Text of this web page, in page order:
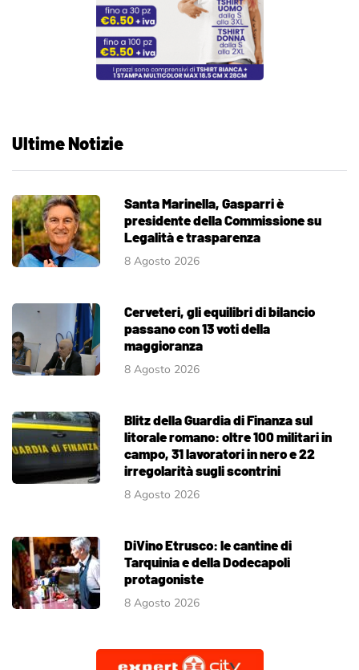
Ultime Notizie
Santa Marinella, Gasparri è
presidente della Commissione su
Legalità e trasparenza
8 Agosto 2026
Cerveteri, gli equilibri di bilancio
passano con 13 voti della
maggioranza
8 Agosto 2026
Blitz della Guardia di Finanza sul
litorale romano: oltre 100 militari in
campo, 31 lavoratori in nero e 22
irregolarità sugli scontrini
8 Agosto 2026
DiVino Etrusco: le cantine di
Tarquinia e della Dodecapoli
protagoniste
8 Agosto 2026